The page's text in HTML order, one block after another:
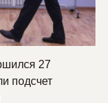
27
подсчет